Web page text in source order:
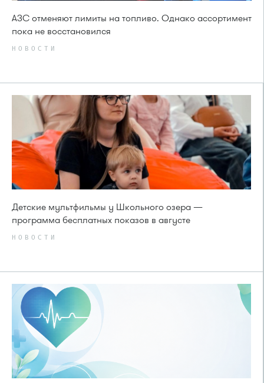
АЗС отменяют лимиты на топливо. Однако ассортимент
пока не восстановился
НОВОСТИ
Детские мультфильмы у Школьного озера —
программа бесплатных показов в августе
НОВОСТИ